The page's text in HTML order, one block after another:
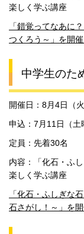
楽しく学ぶ講座
「錯覚ってなあに
つくろう～」を開催
中学生のた
開催日：8月4日（
申込：7月11日（土
定員：先着30名
内容：「化石・ふ
楽しく学ぶ講座
「化石・ふしぎな
石さがし！～」を